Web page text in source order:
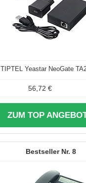
TIPTEL Yeastar NeoGate
56,72 €
ZUM TOP
8